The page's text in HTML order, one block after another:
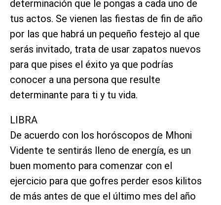
determinación que le pongas a cada uno de
tus actos. Se vienen las fiestas de fin de año
por las que habrá un pequeño festejo al que
serás invitado, trata de usar zapatos nuevos
para que pises el éxito ya que podrías
conocer a una persona que resulte
determinante para ti y tu vida.
LIBRA
De acuerdo con los horóscopos de Mhoni
Vidente te sentirás lleno de energía, es un
buen momento para comenzar con el
ejercicio para que gofres perder esos kilitos
de más antes de que el último mes del año